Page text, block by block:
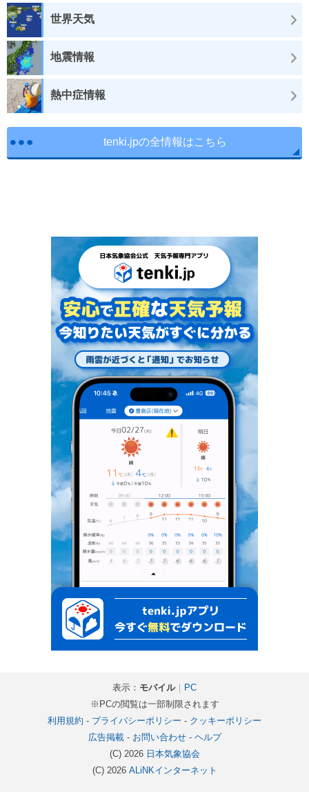
世界天気
地震情報
熱中症情報
tenki.jpの全情報はこちら
表示： モバイル｜ PC
※PCの閲覧は一部制限されます
利用規約 - プライバシーポリシー - クッキーポリシー
広告掲載- お問い合わせ- ヘルプ
(C) 2026 日本気象協会
(C) 2026 ALiNKインターネット